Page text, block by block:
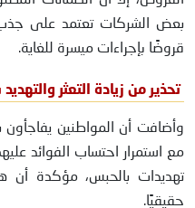
بعض الشركات تعتمد على
قروضًا بإجراءات ميسرة للغاية.
تحذير من زيادة التعثر
وأضافت أن المواطنين
مع استمرار احتساب الفوائد
تهديدات بالحبس، مؤكدة أن
حقيقيًا.